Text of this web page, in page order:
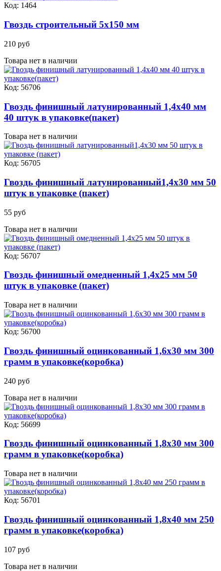
Код: 1464
Гвоздь строительный 5х150 мм
210 руб
Товара нет в наличии
Код: 56706
Гвоздь финишный латунированный 1,4х40 мм
40 штук в упаковке(пакет)
Товара нет в наличии
Код: 56705
Гвоздь финишный латунированный1,4х30 мм 50
штук в упаковке (пакет)
55 руб
Товара нет в наличии
Код: 56707
Гвоздь финишный омедненный 1,4х25 мм 50
штук в упаковке (пакет)
Товара нет в наличии
Код: 56700
Гвоздь финишный оцинкованный 1,6х30 мм 300
грамм в упаковке(коробка)
240 руб
Товара нет в наличии
Код: 56699
Гвоздь финишный оцинкованный 1,8х30 мм 300
грамм в упаковке(коробка)
Товара нет в наличии
Код: 56701
Гвоздь финишный оцинкованный 1,8х40 мм 250
грамм в упаковке(коробка)
107 руб
Товара нет в наличии